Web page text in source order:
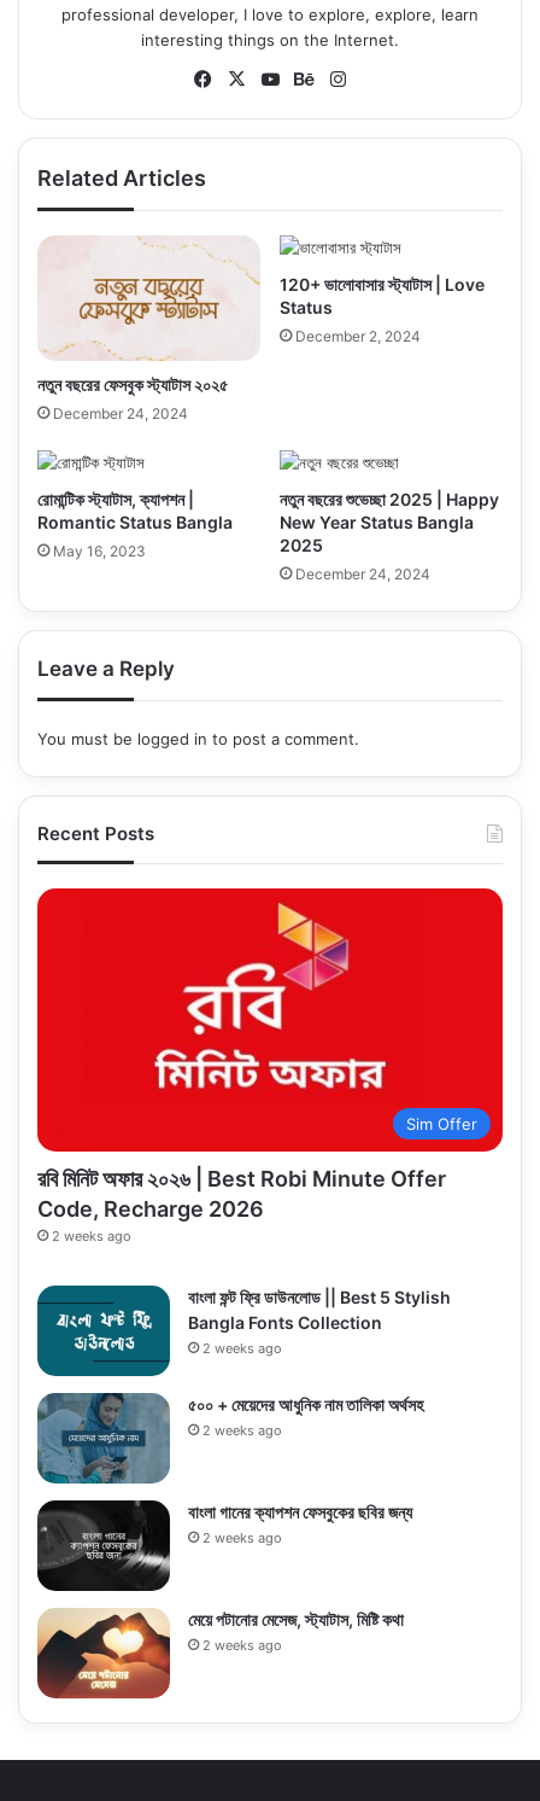
professional developer, I love to explore, explore, learn
interesting things on the Internet.
Fa
bo
X
Yo
ub
Be
nc
ra
Related Articles
নতুন বছরের ফেসবুক স্ট্যাটাস ২০২৫
December 24, 2024
120+ ভালোবাসার স্ট্যাটাস | Love
Status
December 2, 2024
রোমান্টিক স্ট্যাটাস, ক্যাপশন |
Romantic Status Bangla
May 16, 2023
নতুন বছরের শুভেচ্ছা 2025 | Happy
New Year Status Bangla
2025
December 24, 2024
Leave a Reply
You must be logged in to post a comment.
Recent Posts
Sim Offer
রবি মিনিট অফার ২০২৬ | Best Robi Minute Offer
Code, Recharge 2026
2 weeks ago
বাংলা ফন্ট ফ্রি ডাউনলোড || Best 5 Stylish
Bangla Fonts Collection
2 weeks ago
৫০০ + মেয়েদের আধুনিক নাম তালিকা অর্থসহ
2 weeks ago
বাংলা গানের ক্যাপশন ফেসবুকের ছবির জন্য
2 weeks ago
মেয়ে পটানোর মেসেজ, স্ট্যাটাস, মিষ্টি কথা
2 weeks ago